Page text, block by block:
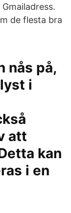
de flesta bra
nås på,
i
att
kan
i en